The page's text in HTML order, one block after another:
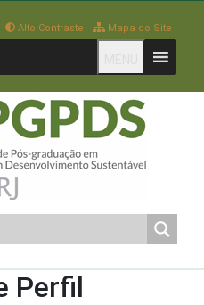
Mapa do Site
Alto Contraste
Perfil